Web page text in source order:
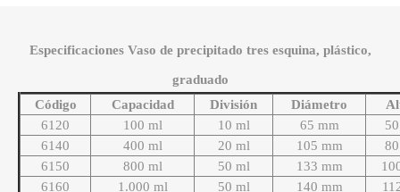
Especificaciones Vaso de precipitado tres esquina, plástico,
graduado
Código
Capacidad División Diámetro
6120
100 ml 10 ml 65 mm
6140
400 ml 20 ml 105 mm
6150
800 ml 50 ml 133 mm
6160
1.000 ml 50 ml 140 mm